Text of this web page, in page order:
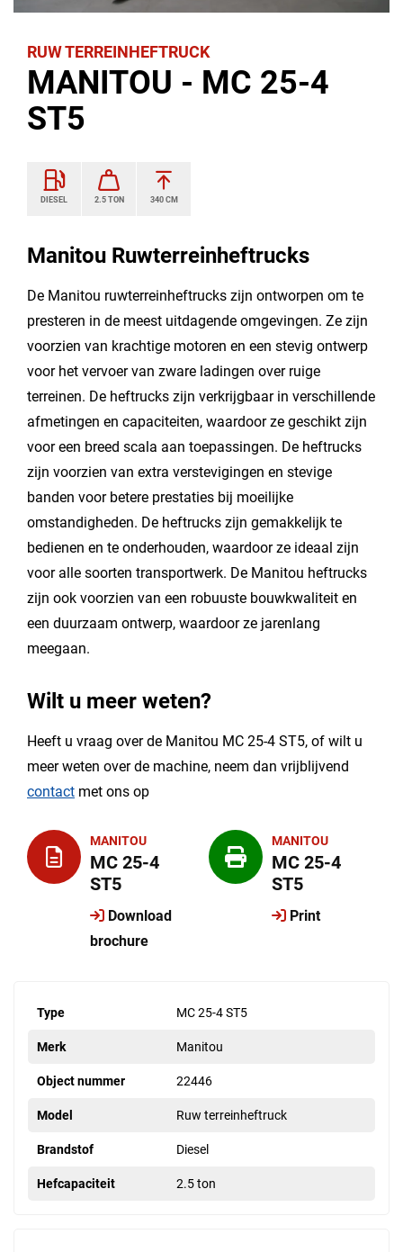
RUW TERREINHEFTRUCK
MANITOU - MC 25-4
ST5
DIESEL 2.5 TON 340 CM
Manitou Ruwterreinheftrucks
De Manitou ruwterreinheftrucks zijn ontworpen om te
presteren in de meest uitdagende omgevingen. Ze zijn
voorzien van krachtige motoren en een stevig ontwerp
voor het vervoer van zware ladingen over ruige
terreinen. De heftrucks zijn verkrijgbaar in verschillende
afmetingen en capaciteiten, waardoor ze geschikt zijn
voor een breed scala aan toepassingen. De heftrucks
zijn voorzien van extra verstevigingen en stevige
banden voor betere prestaties bij moeilijke
omstandigheden. De heftrucks zijn gemakkelijk te
bedienen en te onderhouden, waardoor ze ideaal zijn
voor alle soorten transportwerk. De Manitou heftrucks
zijn ook voorzien van een robuuste bouwkwaliteit en
een duurzaam ontwerp, waardoor ze jarenlang
meegaan.
Wilt u meer weten?
Heeft u vraag over de Manitou MC 25-4 ST5, of wilt u
meer weten over de machine, neem dan vrijblijvend
contact met ons op
MANITOU
MC 25-4
ST5
Download
brochure
MANITOU
MC 25-4
ST5
Print
Type MC 25-4 ST5
Merk Manitou
Object nummer 22446
Model Ruw terreinheftruck
Brandstof Diesel
Hefcapaciteit 2.5 ton